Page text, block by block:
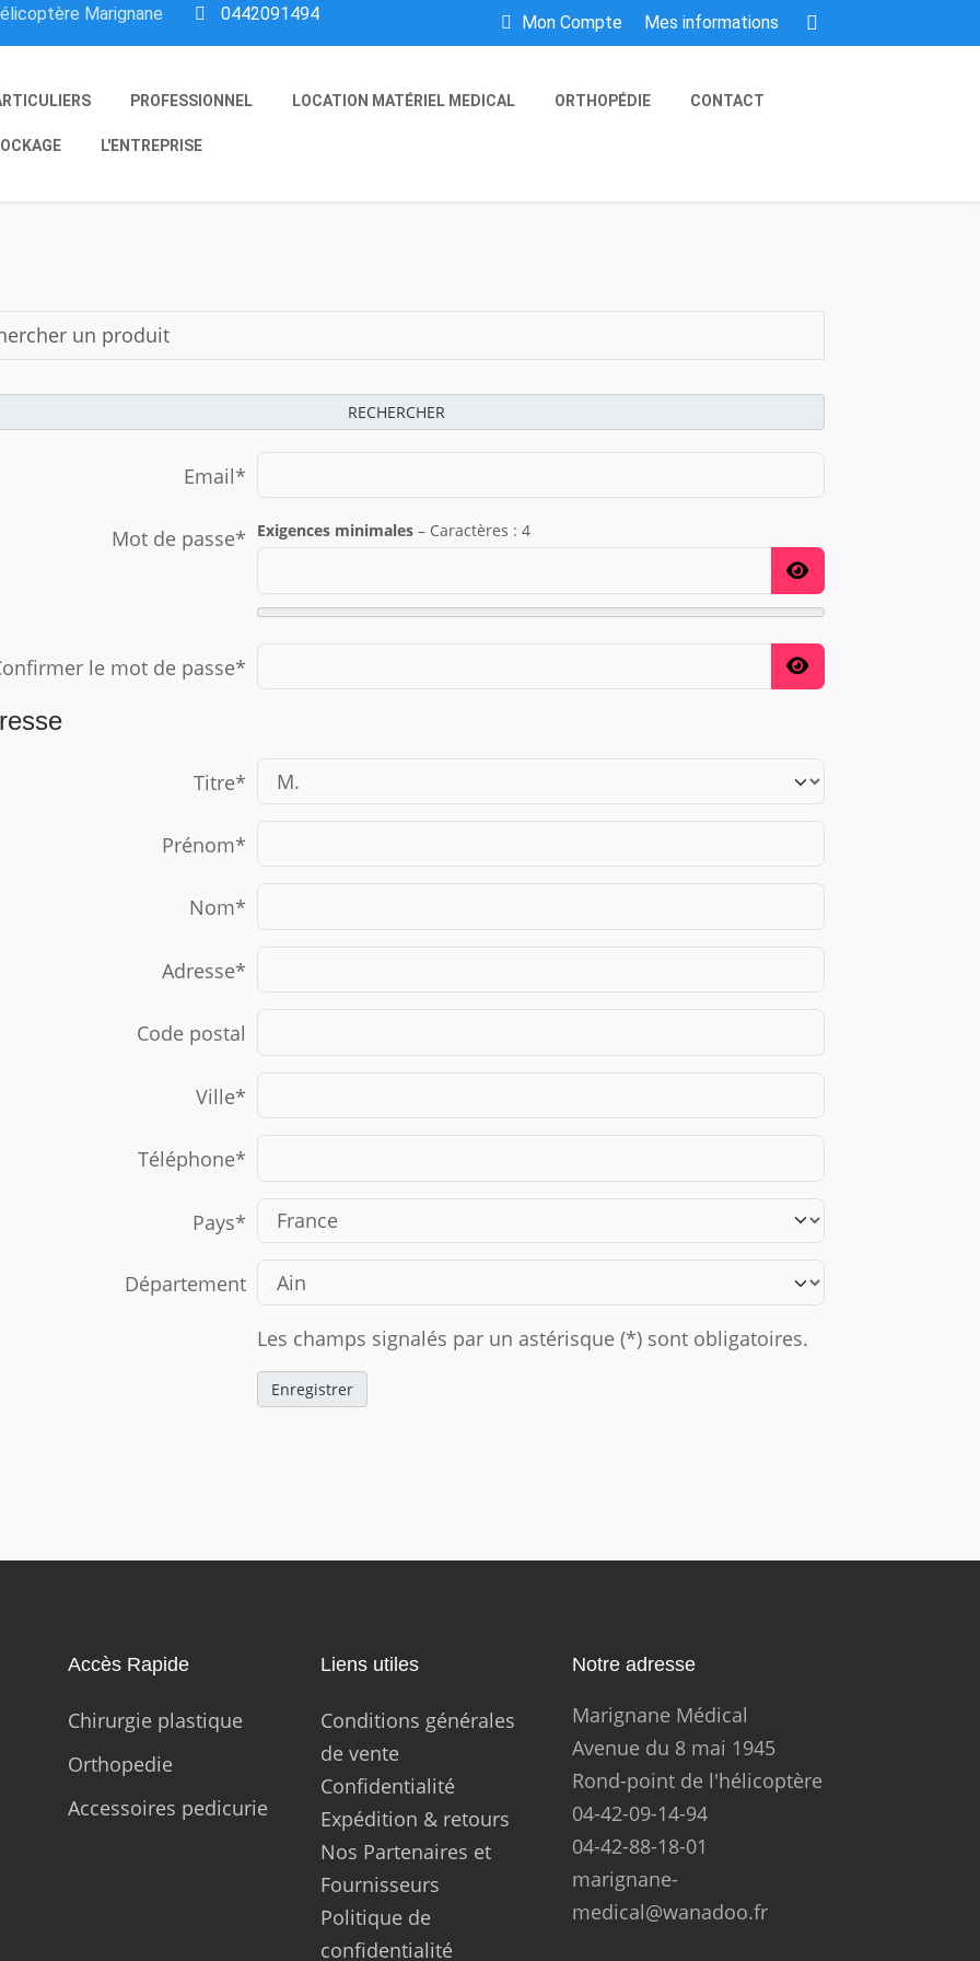
Marignane 0442091494 Mon Compte Mes informations
PROFESSIONNEL LOCATION MATÉRIEL MEDICAL ORTHOPÉDIE CONTACT
L'ENTREPRISE
RECHERCHER
Email*
Mot de passe* Exigences minimales– Caractères : 4
le mot de passe*
Titre*
Prénom*
Nom*
Adresse*
Code postal
Ville*
Téléphone*
Pays*
Département
Les champs signalés par un astérisque (*) sont obligatoires.
Enregistrer
Accès Rapide
Chirurgie plastique
Orthopedie
Accessoires pedicurie
Liens utiles
Conditions générales
de vente
Confidentialité
Expédition & retours
Nos Partenaires et
Fournisseurs
Politique de
confidentialité
Notre adresse
Marignane Médical
Avenue du 8 mai 1945
Rond-point de l'hélicoptère
04-42-09-14-94
04-42-88-18-01
marignane-
medical@wanadoo.fr